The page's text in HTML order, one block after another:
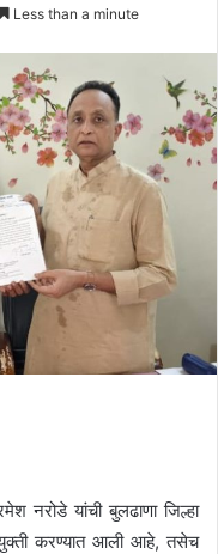
Less than a minute
नरोडे यांची बुलढाणा जिल्हा
करण्यात आली आहे, तसेच